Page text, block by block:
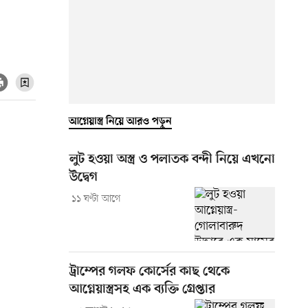
আগ্নেয়াস্ত্র নিয়ে আরও পড়ুন
লুট হওয়া অস্ত্র ও পলাতক বন্দী নিয়ে এখনো
উদ্বেগ
১১ ঘণ্টা আগে
ট্রাম্পের গলফ কোর্সের কাছ থেকে
আগ্নেয়াস্ত্রসহ এক ব্যক্তি গ্রেপ্তার